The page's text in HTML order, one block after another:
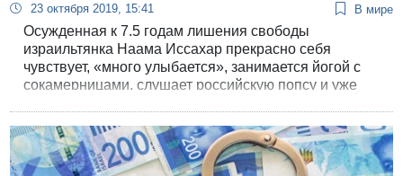
23 октября 2019, 15:41 В мире
Осужденная к 7.5 годам лишения свободы
израильтянка Наама Иссахар прекрасно себя
чувствует, «много улыбается», занимается йогой с
сокамерницами, слушает российскую попсу и уже